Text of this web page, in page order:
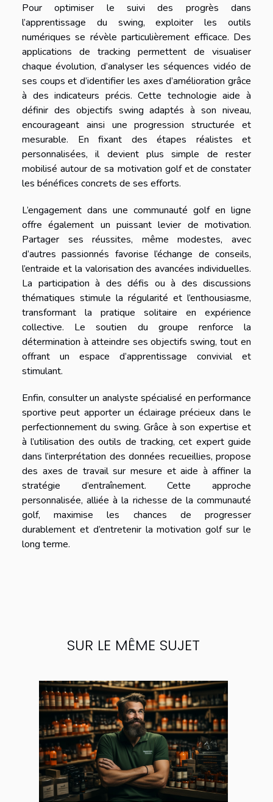
Pour optimiser le suivi des progrès dans
l’apprentissage du swing, exploiter les outils
numériques se révèle particulièrement efficace. Des
applications de tracking permettent de visualiser
chaque évolution, d’analyser les séquences vidéo de
ses coups et d’identifier les axes d’amélioration grâce
à des indicateurs précis. Cette technologie aide à
définir des objectifs swing adaptés à son niveau,
encourageant ainsi une progression structurée et
mesurable. En fixant des étapes réalistes et
personnalisées, il devient plus simple de rester
mobilisé autour de sa motivation golf et de constater
les bénéfices concrets de ses efforts.
L’engagement dans une communauté golf en ligne
offre également un puissant levier de motivation.
Partager ses réussites, même modestes, avec
d’autres passionnés favorise l’échange de conseils,
l’entraide et la valorisation des avancées individuelles.
La participation à des défis ou à des discussions
thématiques stimule la régularité et l’enthousiasme,
transformant la pratique solitaire en expérience
collective. Le soutien du groupe renforce la
détermination à atteindre ses objectifs swing, tout en
offrant un espace d’apprentissage convivial et
stimulant.
Enfin, consulter un analyste spécialisé en performance
sportive peut apporter un éclairage précieux dans le
perfectionnement du swing. Grâce à son expertise et
à l’utilisation des outils de tracking, cet expert guide
dans l’interprétation des données recueillies, propose
des axes de travail sur mesure et aide à affiner la
stratégie d’entraînement. Cette approche
personnalisée, alliée à la richesse de la communauté
golf, maximise les chances de progresser
durablement et d’entretenir la motivation golf sur le
long terme.
SUR LE MÊME SUJET